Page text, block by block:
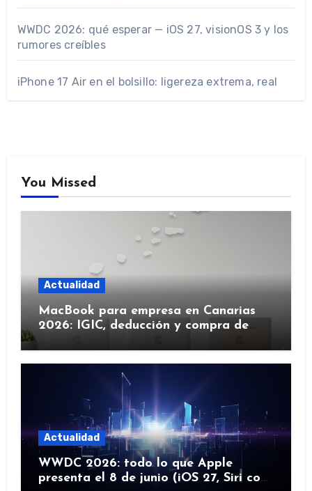
WWDC 2026: qué esperar — iOS 27, visionOS 3 y los
rumores creíbles
iPhone 17 Air en el bolsillo: ligereza extrema, real
You Missed
Actualidad
MacBook para empresa en Canarias
2026: IGIC, deducción y compra de
Actualidad
WWDC 2026: todo lo que Apple
presenta el 8 de junio (iOS 27, Siri con